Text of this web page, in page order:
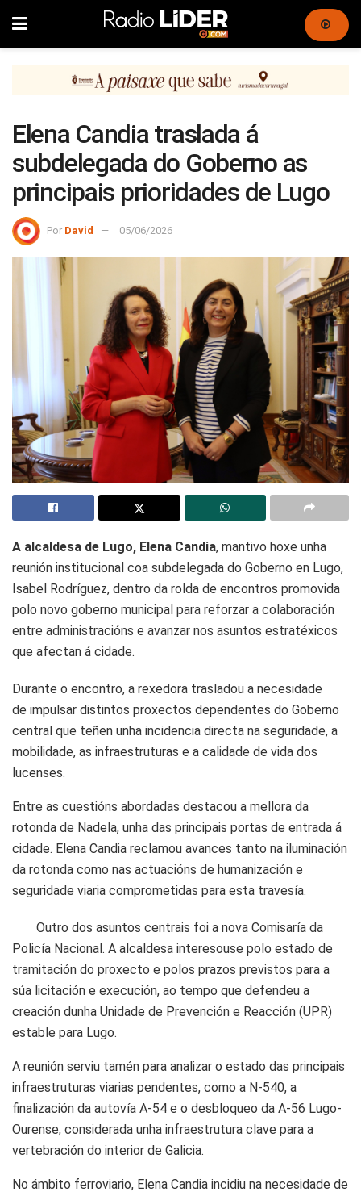
Elena Candia traslada á
subdelegada do Goberno as
principais prioridades de Lugo
Por David 05/06/2026
A alcaldesa de Lugo, Elena Candia, mantivo hoxe unha
reunión institucional coa subdelegada do Goberno en Lugo,
Isabel Rodríguez, dentro da rolda de encontros promovida
polo novo goberno municipal para reforzar a colaboración
entre administracións e avanzar nos asuntos estratéxicos
que afectan á cidade.
Durante o encontro, a rexedora trasladou a necesidade
de impulsar distintos proxectos dependentes do Goberno
central que teñen unha incidencia directa na seguridade, a
mobilidade, as infraestruturas e a calidade de vida dos
lucenses.
Entre as cuestións abordadas destacou a mellora da
rotonda de Nadela, unha das principais portas de entrada á
cidade. Elena Candia reclamou avances tanto na iluminación
da rotonda como nas actuacións de humanización e
seguridade viaria comprometidas para esta travesía.
Outro dos asuntos centrais foi a nova Comisaría da
Policía Nacional. A alcaldesa interesouse polo estado de
tramitación do proxecto e polos prazos previstos para a
súa licitación e execución, ao tempo que defendeu a
creación dunha Unidade de Prevención e Reacción (UPR)
estable para Lugo.
A reunión serviu tamén para analizar o estado das principais
infraestruturas viarias pendentes, como a N-540, a
finalización da autovía A-54 e o desbloqueo da A-56 Lugo-
Ourense, considerada unha infraestrutura clave para a
vertebración do interior de Galicia.
No ámbito ferroviario, Elena Candia incidiu na necesidade de